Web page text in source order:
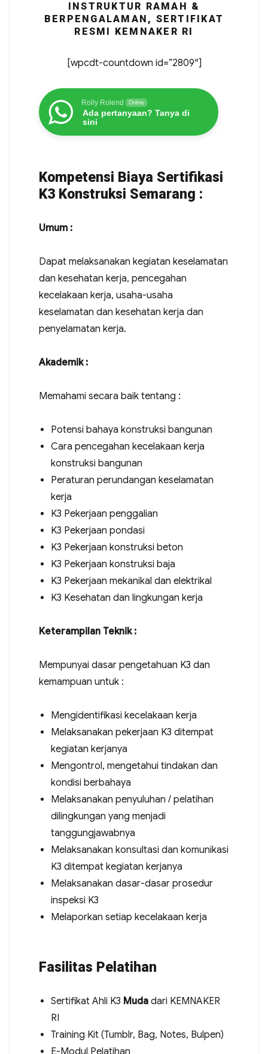
INSTRUKTUR RAMAH &
BERPENGALAMAN, SERTIFIKAT
RESMI KEMNAKER RI
[wpcdt-countdown id=”2809″]
Rolly Rolend Online
Ada pertanyaan? Tanya di
sini
Kompetensi Biaya Sertifikasi
K3 Konstruksi Semarang :
Umum :
Dapat melaksanakan kegiatan keselamatan
dan kesehatan kerja, pencegahan
kecelakaan kerja, usaha-usaha
keselamatan dan kesehatan kerja dan
penyelamatan kerja.
Akademik :
Memahami secara baik tentang :
Potensi bahaya konstruksi bangunan
Cara pencegahan kecelakaan kerja
konstruksi bangunan
Peraturan perundangan keselamatan
kerja
K3 Pekerjaan penggalian
K3 Pekerjaan pondasi
K3 Pekerjaan konstruksi beton
K3 Pekerjaan konstruksi baja
K3 Pekerjaan mekanikal dan elektrikal
K3 Kesehatan dan lingkungan kerja
Keterampilan Teknik :
Mempunyai dasar pengetahuan K3 dan
kemampuan untuk :
Mengidentifikasi kecelakaan kerja
Melaksanakan pekerjaan K3 ditempat
kegiatan kerjanya
Mengontrol, mengetahui tindakan dan
kondisi berbahaya
Melaksanakan penyuluhan / pelatihan
dilingkungan yang menjadi
tanggungjawabnya
Melaksanakan konsultasi dan komunikasi
K3 ditempat kegiatan kerjanya
Melaksanakan dasar-dasar prosedur
inspeksi K3
Melaporkan setiap kecelakaan kerja
Fasilitas Pelatihan
Sertifikat Ahli K3 Mudadari KEMNAKER
RI
Training Kit (Tumblr, Bag, Notes, Bulpen)
E-Modul Pelatihan